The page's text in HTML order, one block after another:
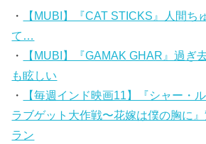
・
【MUBI】『CAT STICKS』人間ち
て…
・
【MUBI】『GAMAK GHAR』過ぎ
も眩しい
・
【毎週インド映画11】『シャー・
ラブゲット大作戦〜花嫁は僕の胸に
ラン